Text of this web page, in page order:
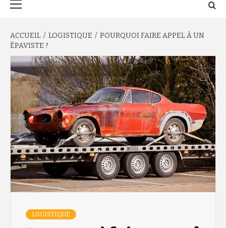
ACCUEIL LOGISTIQUE
POURQUOI FAIRE APPEL À UN
ÉPAVISTE ?
LOGISTIQUE